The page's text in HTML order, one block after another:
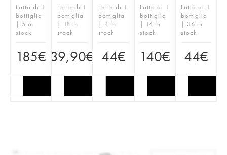
Lotto di 1
bottiglia
| 5 in
stock
185€
Lotto di 1
bottiglia
| 18 in
stock
39,90€
Lotto di 1
bottiglia
| 4 in
stock
44€
Lotto di 1
bottiglia
| 14 in
stock
140€
Lotto di 1
bottiglia
| 36 in
stock
44€